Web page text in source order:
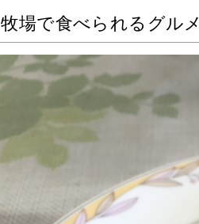
牧場で食べられるグルメ